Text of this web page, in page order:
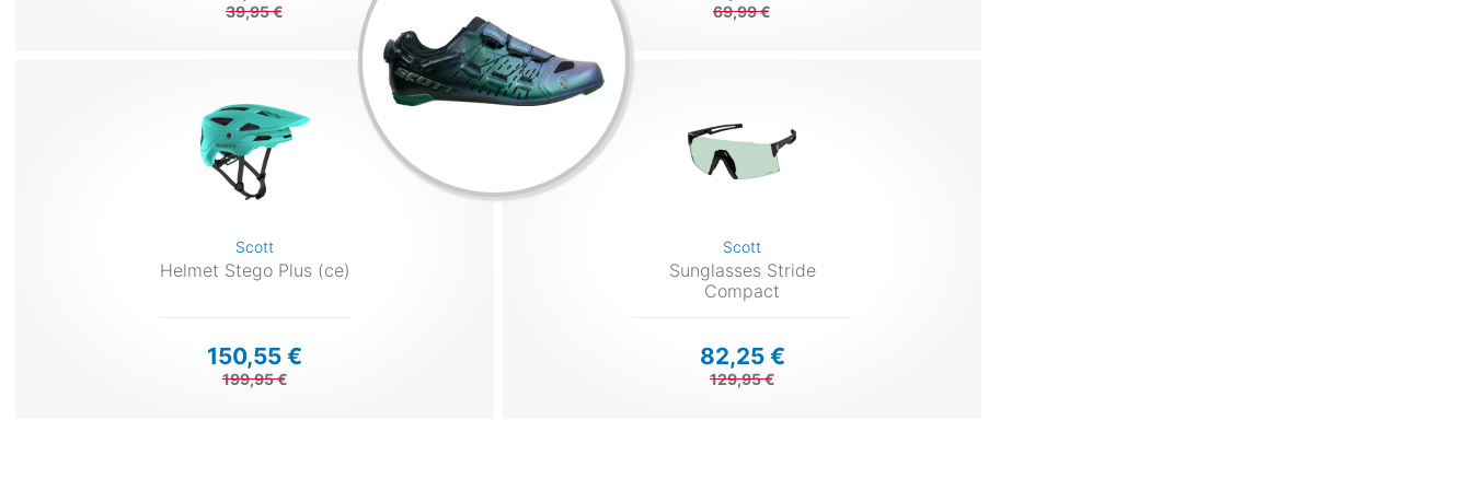
39,95 € 69,99 €
Scott
Helmet Stego Plus (ce)
150,55 €
199,95 €
Scott
Sunglasses Stride
Compact
82,25 €
129,95 €